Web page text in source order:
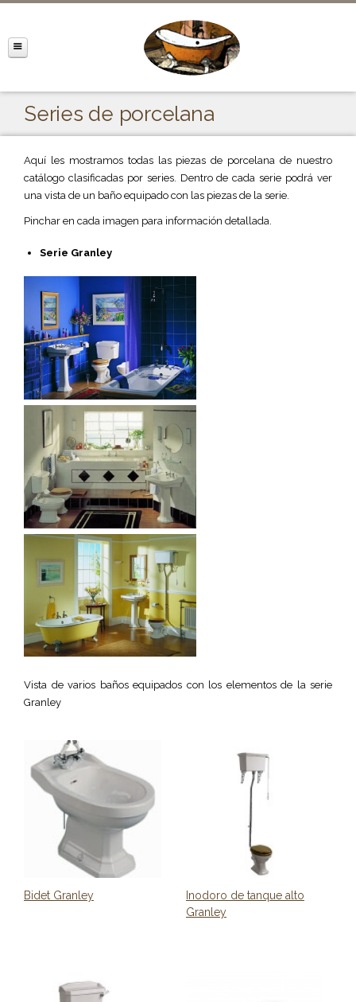
Series de porcelana
Aquí les mostramos todas las piezas de porcelana de nuestro
catálogo clasificadas por series. Dentro de cada serie podrá ver
una vista de un baño equipado con las piezas de la serie.
Pinchar en cada imagen para información detallada.
Serie Granley
Vista de varios baños equipados con los elementos de la serie
Granley
Bidet Granley
Inodoro de tanque alto
Granley